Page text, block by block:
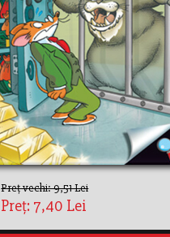
Preț vechi: 9,51 Lei
Preț: 7,40 Lei